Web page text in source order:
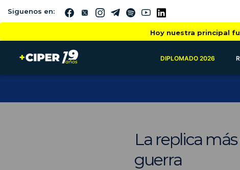
Siguenos en:
Hoy nuestra principal
DIPLOMADO 2026
La replica
guerra